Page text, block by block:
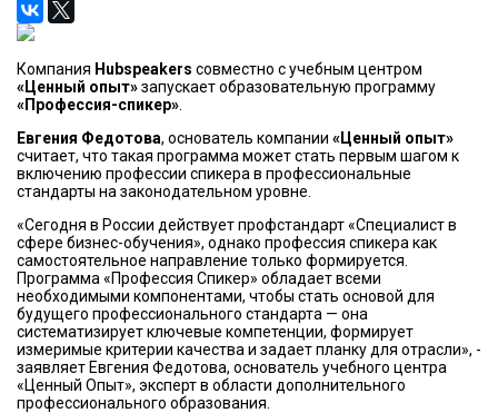
Компания Hubspeakers совместно с учебным центром
«Ценный опыт»запускает образовательную программу
«Профессия-спикер»
Евгения Федотова, основатель компании «Ценный опыт»
считает, что такая программа может стать первым шагом к
включению профессии спикера в профессиональные
стандарты на законодательном уровне.
«Сегодня в России действует профстандарт «Специалист в
сфере бизнес-обучения», однако профессия спикера как
самостоятельное направление только формируется.
Программа «Профессия Спикер» обладает всеми
необходимыми компонентами, чтобы стать основой для
будущего профессионального стандарта — она
систематизирует ключевые компетенции, формирует
измеримые критерии качества и задает планку для отрасли», -
заявляет Евгения Федотова, основатель учебного центра
«Ценный Опыт», эксперт в области дополнительного
профессионального образования.